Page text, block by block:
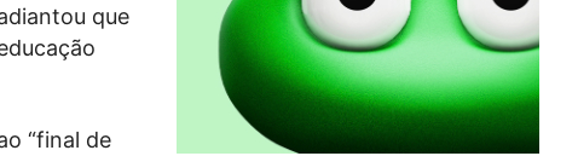
que
“final de